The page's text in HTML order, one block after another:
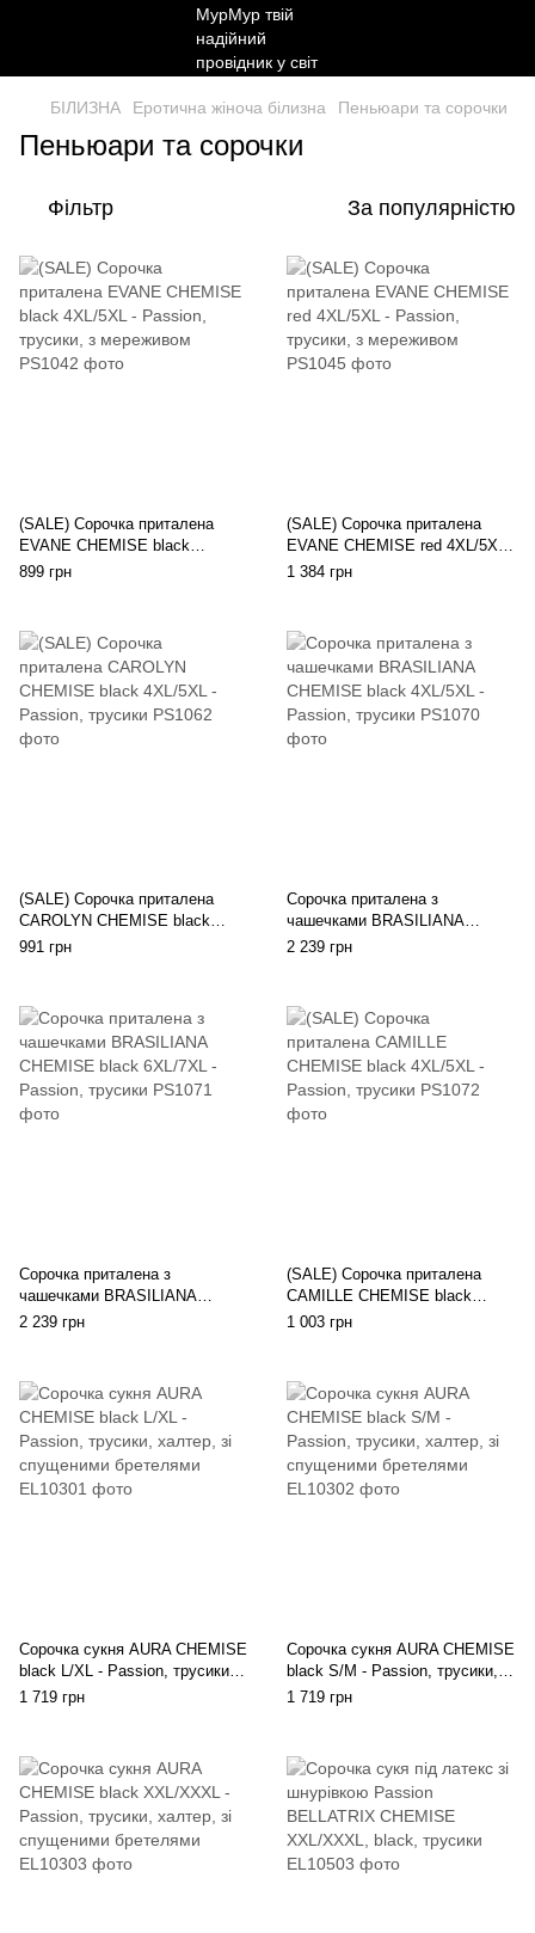
БІЛИЗНА Еротична жіноча білизна Пеньюари та сорочки
Пеньюари та сорочки
Фільтр За популярністю
(SALE) Сорочка приталена
EVANE CHEMISE black
4XL/5XL - Passion, трусики, з
899 грн
(SALE) Сорочка приталена
EVANE CHEMISE red 4XL/5XL -
Passion, трусики, з мереживом
1 384 грн
(SALE) Сорочка приталена
CAROLYN CHEMISE black
4XL/5XL - Passion, трусики
991 грн
Сорочка приталена з
чашечками BRASILIANA
CHEMISE black 4XL/5XL -
2 239 грн
Сорочка приталена з
чашечками BRASILIANA
CHEMISE black 6XL/7XL -
2 239 грн
(SALE) Сорочка приталена
CAMILLE CHEMISE black
4XL/5XL - Passion, трусики
1 003 грн
Сорочка сукня AURA CHEMISE
black L/XL - Passion, трусики,
халтер, зі спущеними
1 719 грн
Сорочка сукня AURA CHEMISE
black S/M - Passion, трусики,
халтер, зі спущеними
1 719 грн